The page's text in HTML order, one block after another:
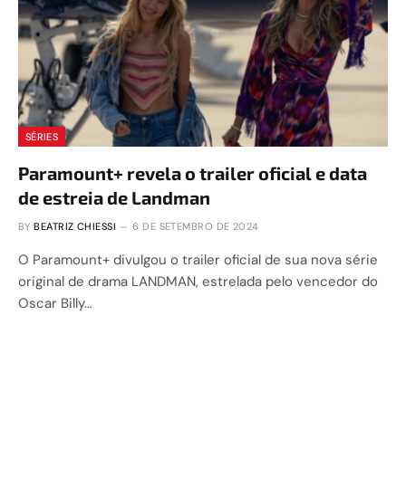
SÉRIES
Paramount+ revela o trailer oficial e data
de estreia de Landman
BY BEATRIZ CHIESSI 6 DE SETEMBRO DE 2024
O Paramount+ divulgou o trailer oficial de sua nova série
original de drama LANDMAN, estrelada pelo vencedor do
Oscar Billy…